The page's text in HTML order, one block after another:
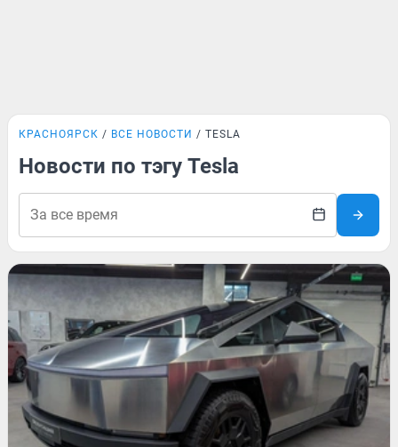
КРАСНОЯРСК ВСЕ НОВОСТИ TESLA
Новости по тэгу Tesla